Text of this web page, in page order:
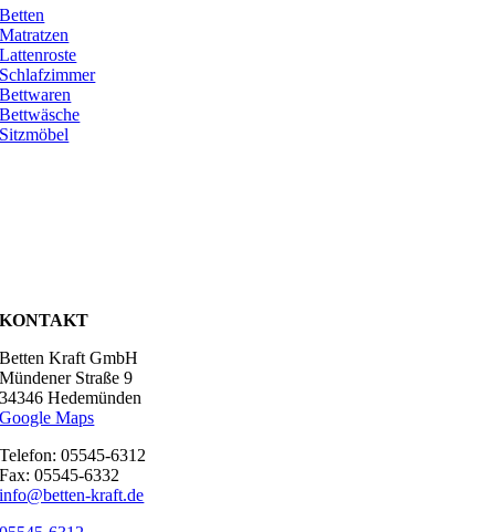
Betten
Matratzen
Lattenroste
Schlafzimmer
Bettwaren
Bettwäsche
Sitzmöbel
KONTAKT
Betten Kraft GmbH
Mündener Straße 9
34346 Hedemünden
Google Maps
Telefon: 05545-6312
Fax: 05545-6332
info@betten-kraft.de